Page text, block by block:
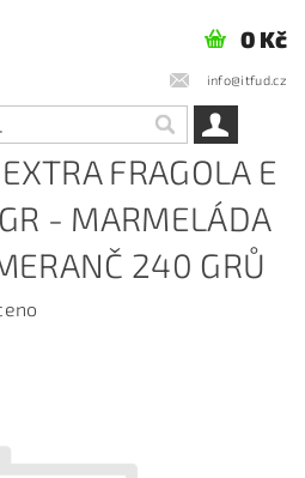
info@itfud.cz
0 Kč
FRAGOLA E
- MARMELÁDA
240 GRŮ